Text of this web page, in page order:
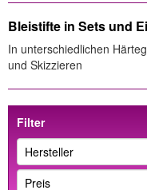
Bleistifte in Sets und
In unterschiedlichen
und Skizzieren
Filter